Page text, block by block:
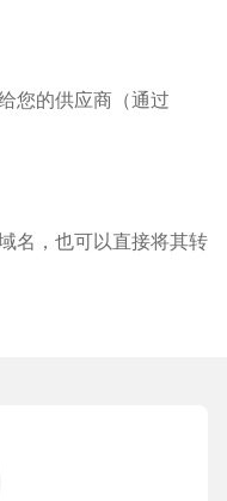
您的供应商（通过
名，也可以直接将其转